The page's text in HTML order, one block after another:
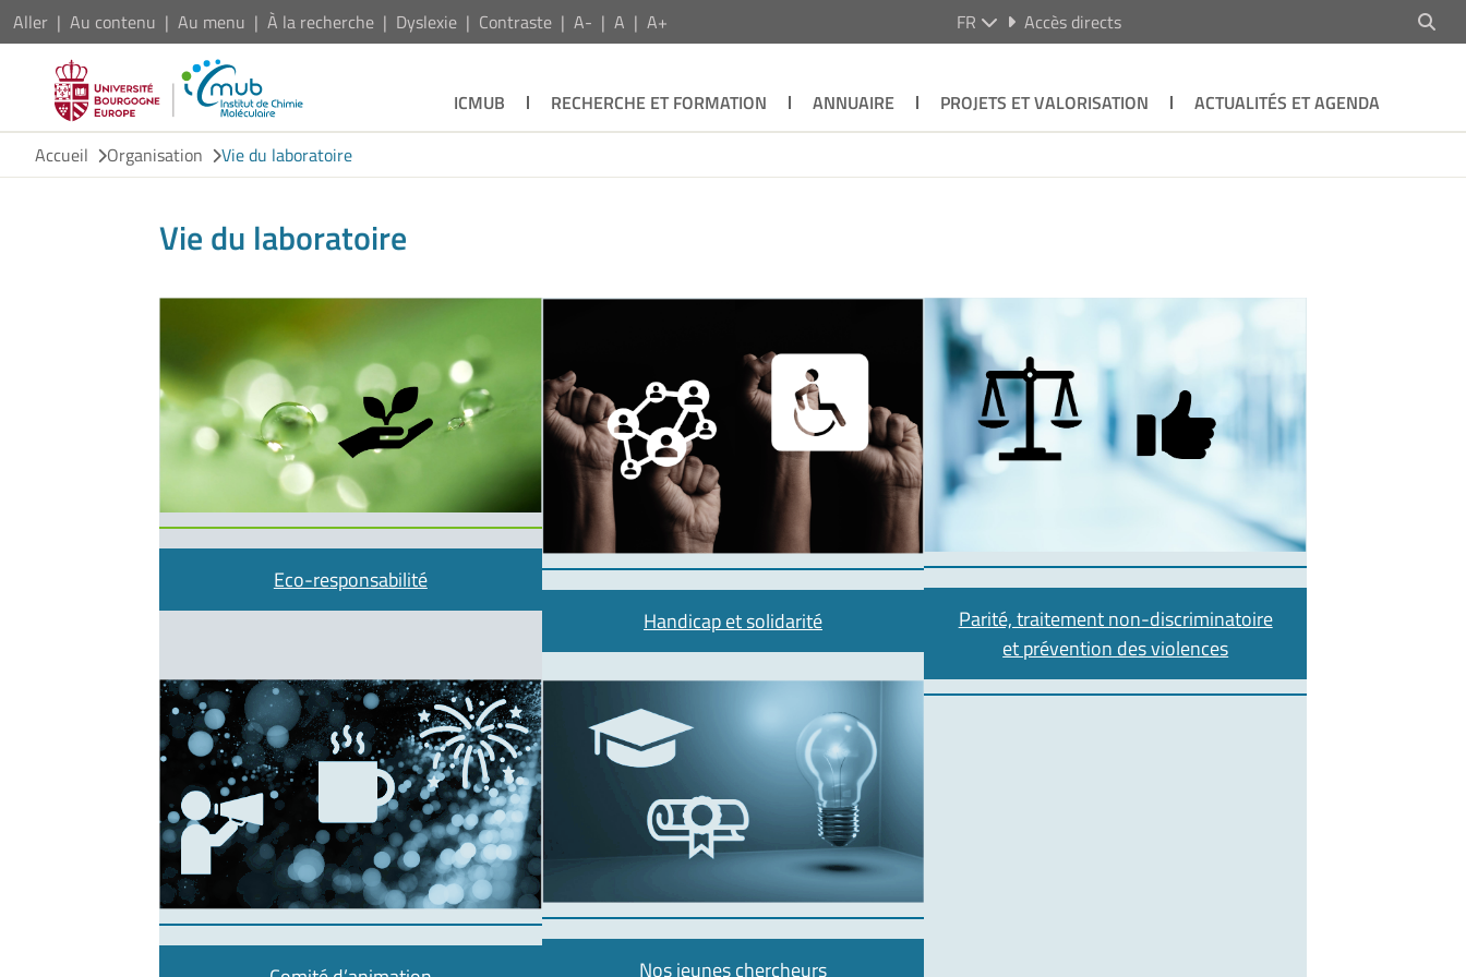
Aller Au contenu Au menu À la recherche Dyslexie Contraste A- A A+ FR Accès directs
ICMUB RECHERCHE ET FORMATION ANNUAIRE PROJETS ET VALORISATION
ACTUALITÉS ET AGENDA
Accueil
Organisation Vie du laboratoire
Vie du laboratoire
Eco-responsabilité
Handicap et solidarité
Parité, traitement non-discriminatoire
et prévention des violences
Nos jeunes chercheurs